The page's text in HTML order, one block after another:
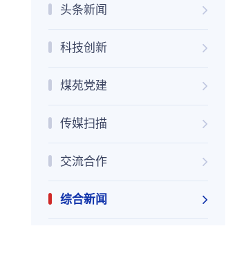
头条新闻
科技创新
煤苑党建
传媒扫描
交流合作
综合新闻